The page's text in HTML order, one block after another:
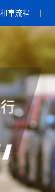
租車流程